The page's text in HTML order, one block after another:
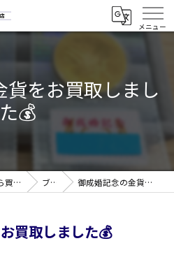
をお買取しまし
た💰
大阪府、豊中市のお買取なら買取大吉 豊中庄内176号線店 ブログ 御成婚記念の金貨をお買取しました💰
買取しました💰